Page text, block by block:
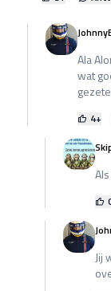
Ala
wat
4+
Jij